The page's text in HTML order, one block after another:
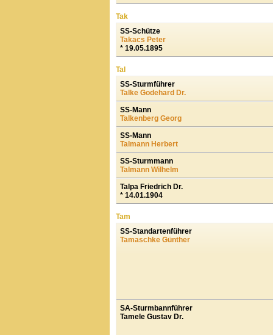
Tak
SS-Schütze
Takacs Peter
* 19.05.1895
Tal
SS-Sturmführer
Talke Godehard Dr.
SS-Mann
Talkenberg Georg
SS-Mann
Talmann Herbert
SS-Sturmmann
Talmann Wilhelm
Talpa Friedrich Dr.
* 14.01.1904
Tam
SS-Standartenführer
Tamaschke Günther
SA-Sturmbannführer
Tamele Gustav Dr.